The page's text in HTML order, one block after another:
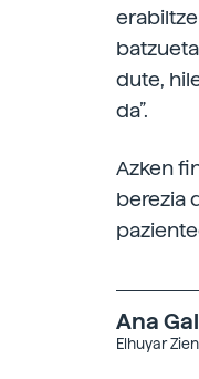
dute,
da”.
Azken
berezia
Ana
Elhuyar